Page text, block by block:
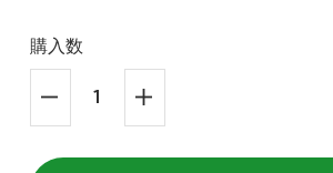
購入数